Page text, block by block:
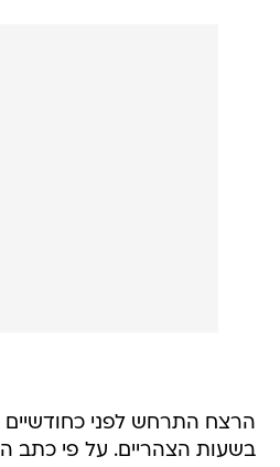
בשעות הצהריים. על פי כתב